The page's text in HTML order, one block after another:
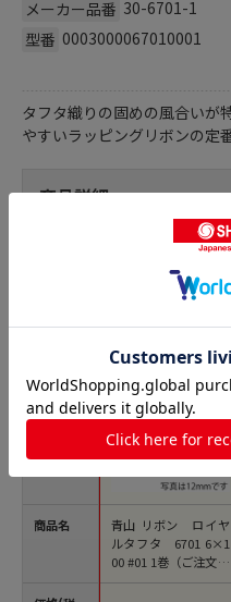
メーカー品番 30-6701-1
型番 0003000067010001
タフタ織りの固めの風合いが
やすいラッピングリボンの定番
商品詳細
ロイヤルタフタリボンの
商品名
青山 リボン ロイヤ
ルタフタ 6701 6×1
00 #01 1巻（ご注文単
位1巻）【直送品】